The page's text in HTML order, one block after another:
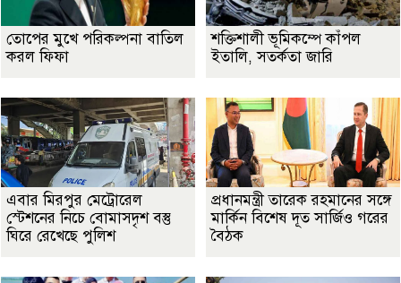
তোপের মুখে পরিকল্পনা বাতিল
করল ফিফা
শক্তিশালী ভূমিকম্পে কাঁপল
ইতালি, সতর্কতা জারি
এবার মিরপুর মেট্রোরেল
স্টেশনের নিচে বোমাসদৃশ বস্তু
ঘিরে রেখেছে পুলিশ
প্রধানমন্ত্রী তারেক রহমানের সঙ্গে
মার্কিন বিশেষ দূত সার্জিও গরের
বৈঠক